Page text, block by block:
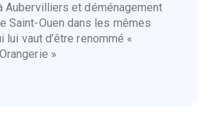
Aubervilliers et déménagement
Saint-Ouen dans les mêmes
lui vaut d’être renommé «
»